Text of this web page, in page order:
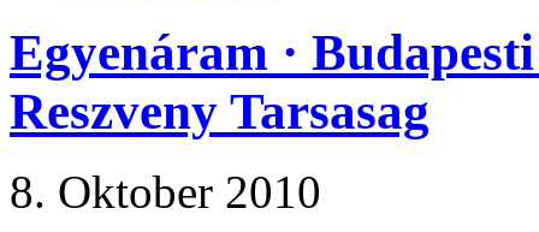
Egyenáram ·
Reszveny Tarsasag
8. Oktober 2010